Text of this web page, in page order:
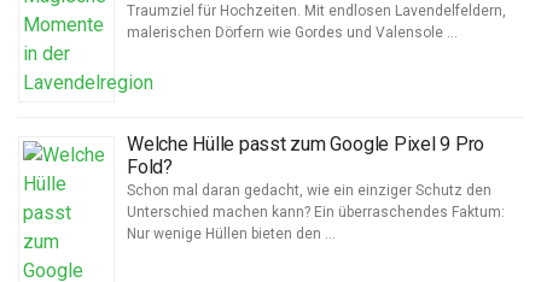
Traumziel für Hochzeiten. Mit endlosen Lavendelfeldern,
malerischen Dörfern wie Gordes und Valensole …
Welche Hülle passt zum Google Pixel 9 Pro
Fold?
Schon mal daran gedacht, wie ein einziger Schutz den
Unterschied machen kann? Ein überraschendes Faktum:
Nur wenige Hüllen bieten den …